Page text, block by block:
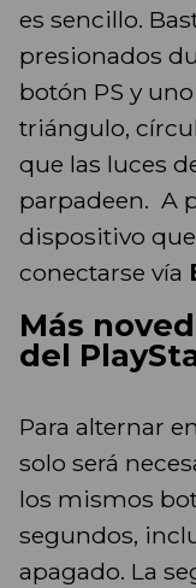
es sencillo.
presionados
botón PS y
triángulo,
que las luces
parpadeen. A
dispositivo
conectarse vía
Más
del
Para alternar
solo será
los mismos
segundos,
apagado. La